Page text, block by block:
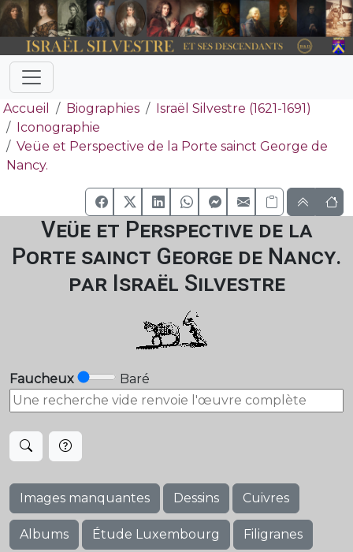
Accueil Biographies
Israël Silvestre (1621-1691)
Iconographie
Veüe et Perspective de la Porte sainct George de
Nancy.
Veüe et Perspective de la
Porte sainct George de Nancy.
par Israël Silvestre
Faucheux Baré
Images manquantes Dessins Cuivres
Albums Étude Luxembourg Filigranes